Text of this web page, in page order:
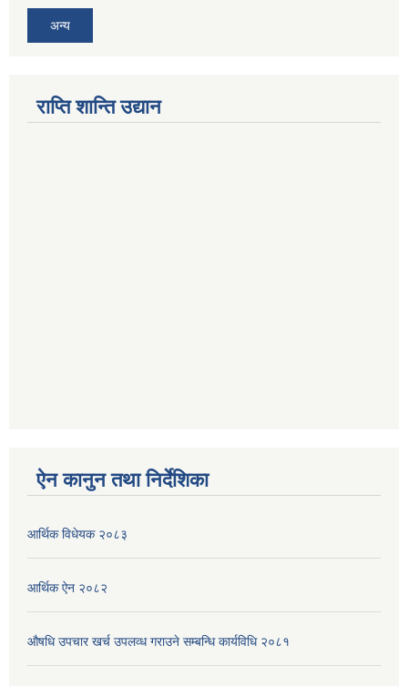
अन्य
राप्ति शान्ति उद्यान
ऐन कानुन तथा निर्देशिका
आर्थिक विधेयक २०८३
आर्थिक ऐन २०८२
औषधि उपचार खर्च उपलव्ध गराउने सम्बन्धि कार्यविधि २०८१